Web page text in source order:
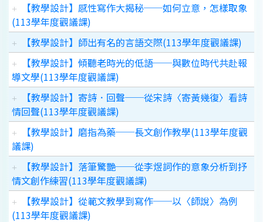
【教學設計】感性寫作大揭秘──如何立意，怎樣取象
(113學年度觀議課)
【教學設計】師出有名的言語交際(113學年度觀議課)
【教學設計】傾聽老時光的低語──與數位時代共赴報
導文學(113學年度觀議課)
【教學設計】寄詩．回聲──從宋詩〈寄黃幾復〉看詩
情回聲(113學年度觀議課)
【教學設計】磨指為藥──長文創作教學(113學年度觀
議課)
【教學設計】落筆驚艷──從李煜詞作的意象分析到抒
情文創作練習(113學年度觀議課)
【教學設計】從範文教學到寫作──以〈師說〉為例
(113學年度觀議課)